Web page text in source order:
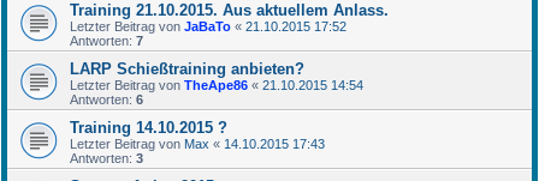
Training 21.10.2015. Aus aktuellem Anlass.
Letzter Beitrag von JaBaTo « 21.10.2015 17:52
Antworten: 7
LARP Schießtraining anbieten?
Letzter Beitrag von TheApe86 « 21.10.2015 14:54
Antworten: 6
Training 14.10.2015 ?
Letzter Beitrag von Max « 14.10.2015 17:43
Antworten: 3